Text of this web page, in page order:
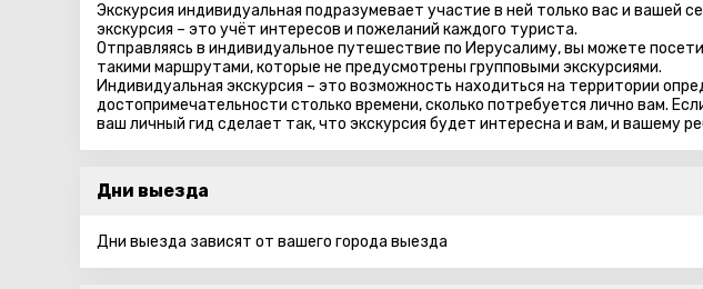
Экскурсия индивидуальная подразумевает участие в ней только вас и вашей
экскурсия – это учёт интересов и пожеланий каждого туриста.
Отправляясь в индивидуальное путешествие по Иерусалиму, вы можете
такими маршрутами, которые не предусмотрены групповыми экскурсиями.
Индивидуальная экскурсия – это возможность находиться на территории
достопримечательности столько времени, сколько потребуется лично вам.
ваш личный гид сделает так, что экскурсия будет интересна и вам, и вашему
Дни выезда
Дни выезда зависят от вашего города выезда